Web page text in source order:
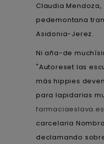
Claudia
pedemontana
Asidonia-Jerez.
Ni aña-de
"Autoreset las
más hippies
‎para lapidarias
farmaciaeslava.es
carcelaria
declamando